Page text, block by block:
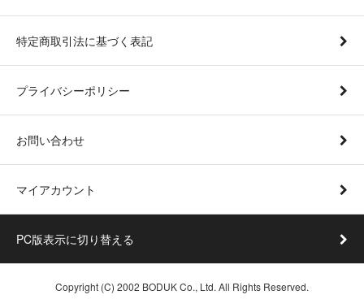
特定商取引法に基づく表記
プライバシーポリシー
お問い合わせ
マイアカウント
PC版表示に切り替える
Copyright (C) 2002 BODUK Co., Ltd. All Rights Reserved.